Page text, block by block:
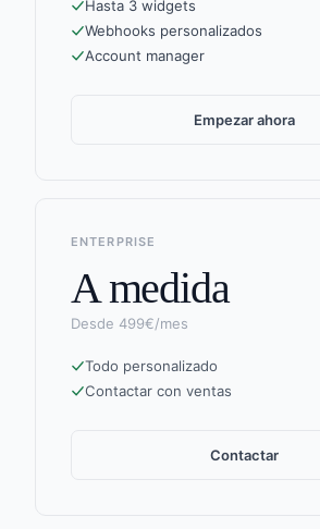
Hasta 3 widgets
Webhooks personalizados
Account manager
Empezar ahora
ENTERPRISE
A medida
Desde 499€/mes
Todo personalizado
Contactar con ventas
Contactar